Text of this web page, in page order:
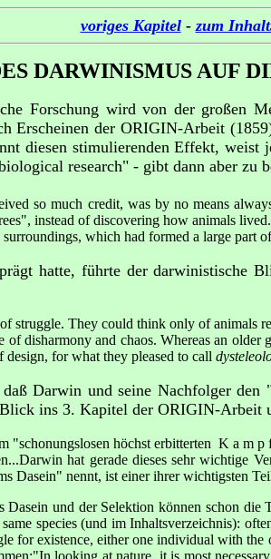
voriges Kapitel-zum
DARWINISMUS AUF
Forschung wird von der großen
Erscheinen der ORIGIN-Arbeit
diesen stimulierenden Effekt,
research" - gibt dann aber zu
so much credit, was by no means
instead of discovering how animals
which had formed a large part
hatte, führte der darwinistische
struggle. They could think only of animals
disharmony and chaos. Whereas an
for what they pleased to call
Darwin und seine Nachfolger
ins 3. Kapitel der ORIGIN-
"schonungslosen höchst erbitterten K a
hat gerade dieses sehr wichtige
Dasein" nennt, ist einer ihrer wichtigsten
Dasein und der Selektion können schon
species (und im Inhaltsverzeichnis):
for existence, either one individual with